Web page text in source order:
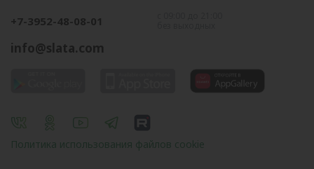
+7-3952-48-08-01
info@slata.com
Политика использования файлов cookie